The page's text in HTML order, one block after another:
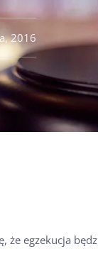
2016
egzekucja